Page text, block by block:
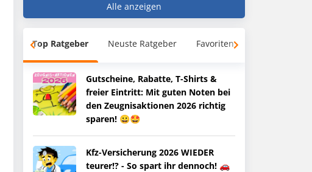
Alle anzeigen
Top Ratgeber Neuste Ratgeber Favoriten
Gutscheine, Rabatte, T-Shirts &
freier Eintritt: Mit guten Noten bei
den Zeugnisaktionen 2026 richtig
sparen! 😀🤩
Kfz-Versicherung 2026 WIEDER
teurer!? - So spart ihr dennoch! 🚗